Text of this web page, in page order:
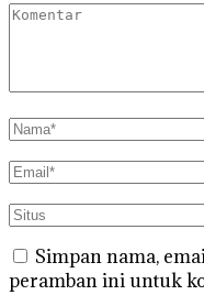
Simpan nama,
peramban ini untuk